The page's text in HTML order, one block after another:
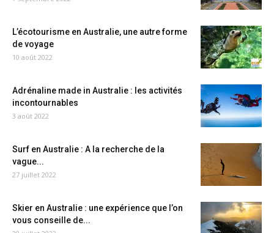
L’écotourisme en Australie, une autre forme
de voyage
10 août 2022
Adrénaline made in Australie : les activités
incontournables
3 août 2022
Surf en Australie : A la recherche de la
vague...
27 juillet 2022
Skier en Australie : une expérience que l’on
vous conseille de...